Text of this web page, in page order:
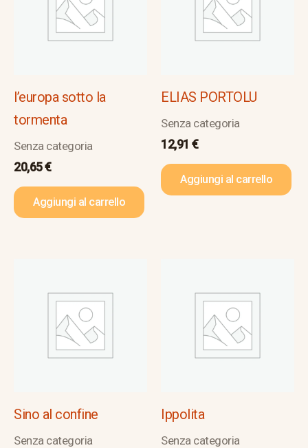
l’europa sotto la
tormenta
Senza categoria
20,65€
Aggiungi al carrello
ELIAS PORTOLU
Senza categoria
12,91 €
Aggiungi al carrello
Sino al confine
Senza categoria
Ippolita
Senza categoria